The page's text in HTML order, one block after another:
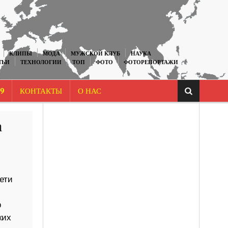
КЛИПЫ МОДА МУЖСКОЙ КЛУБ
НАУКА
ТЕХНОЛОГИИ ТОП ФОТО
ФОТОРЕПОРТАЖИ
КОНТАКТЫ О НАС